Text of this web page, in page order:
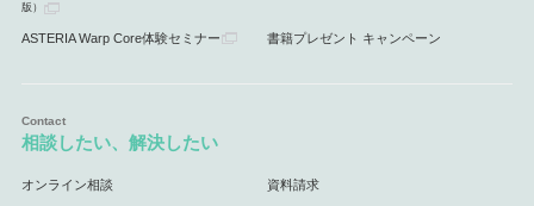
版）
ASTERIA Warp Core体験セミナー 書籍プレゼント キャンペーン
相談したい、解決したい
オンライン相談 資料請求